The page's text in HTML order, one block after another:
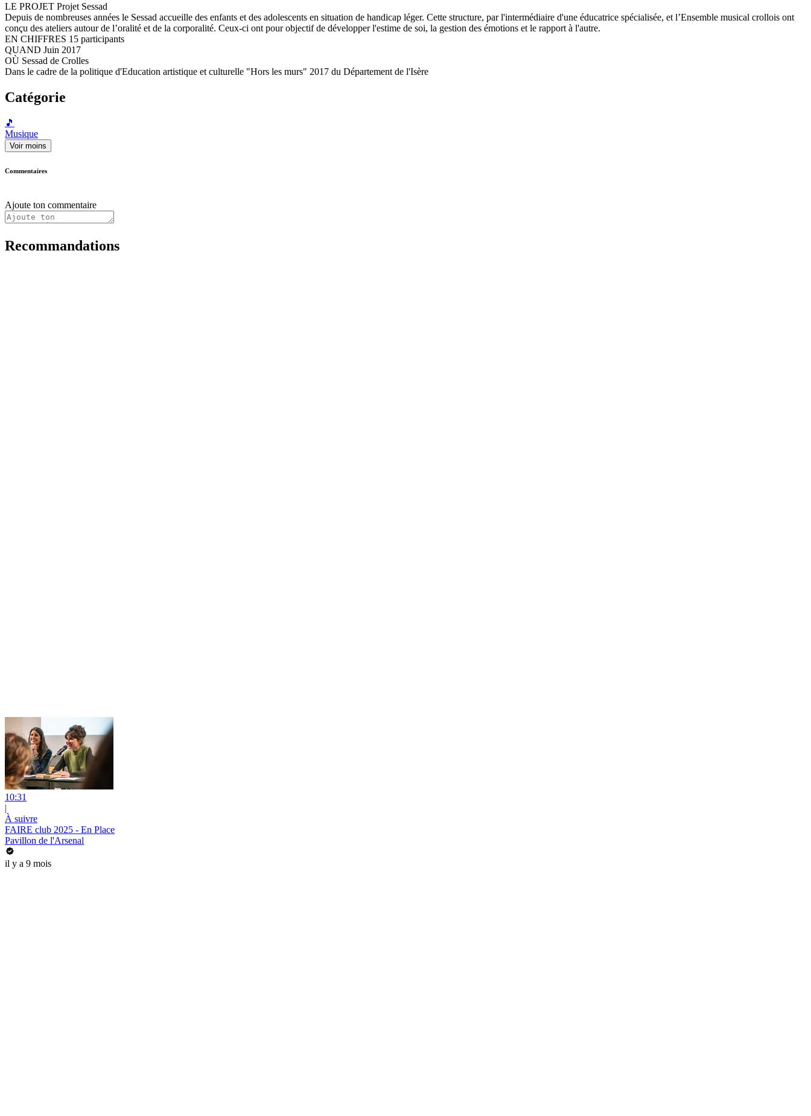
LE PROJET Projet Sessad
Depuis de nombreuses années le Sessad accueille des enfants et des adolescents en situation de handicap léger. Cette structure, par l'intermédiaire d'une éducatrice spécialisée, et l’Ensemble musical crollois ont
conçu des ateliers autour de l’oralité et de la corporalité. Ceux-ci ont pour objectif de développer l'estime de soi, la gestion des émotions et le rapport à l'autre.
EN CHIFFRES 15 participants
QUAND Juin 2017
OÙ Sessad de Crolles
Dans le cadre de la politique d'Education artistique et culturelle "Hors les murs" 2017 du Département de l'Isère
Catégorie
🎵
Musique
Voir moins
Commentaires
Ajoute ton commentaire
Recommandations
10:31
|
À suivre
FAIRE club 2025 - En Place
Pavillon de l'Arsenal
il y a 9 mois